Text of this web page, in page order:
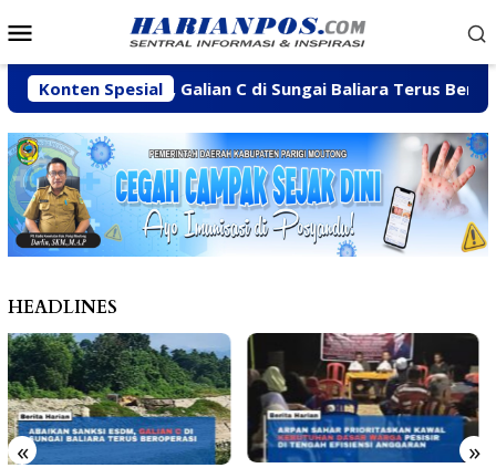
ke
Mobile
Konten Spesial
Sanksi ESDM, Galian C di Sungai Baliara Terus Beroperasi
HEADLINES
« »